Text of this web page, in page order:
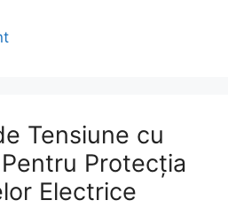
Tensiune cu
Protecția
Electrice